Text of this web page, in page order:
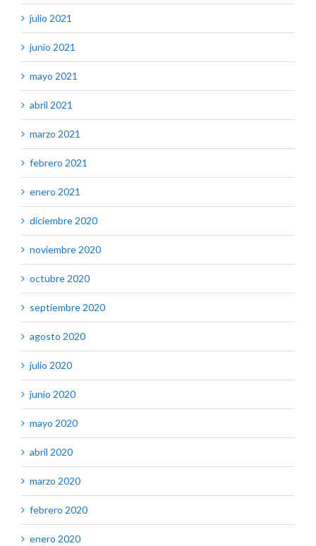
julio 2021
junio 2021
mayo 2021
abril 2021
marzo 2021
febrero 2021
enero 2021
diciembre 2020
noviembre 2020
octubre 2020
septiembre 2020
agosto 2020
julio 2020
junio 2020
mayo 2020
abril 2020
marzo 2020
febrero 2020
enero 2020